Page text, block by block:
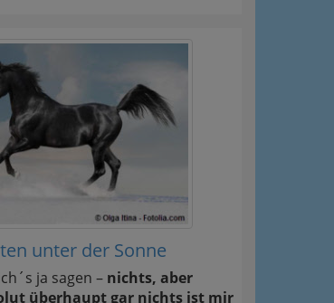
unter der Sonne
ja sagen – nichts, aber
überhaupt gar nichts ist mir